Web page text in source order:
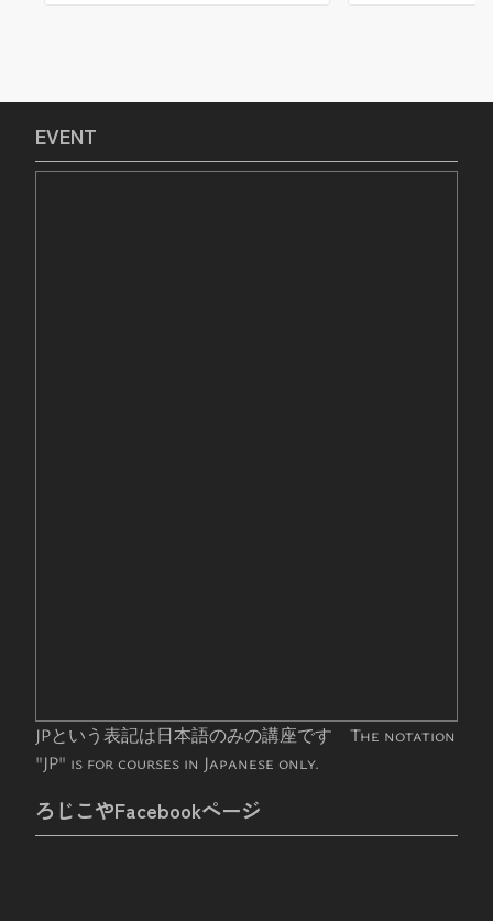
EVENT
JPという表記は日本語のみの講座です The notation
"JP" is for courses in Japanese only.
ろじこやFacebookページ